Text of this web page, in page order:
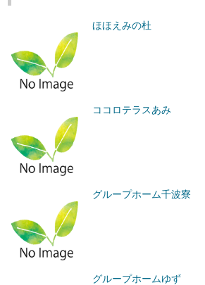
ほほえみの杜
ココロテラスあみ
グループホーム千波寮
グループホームゆず